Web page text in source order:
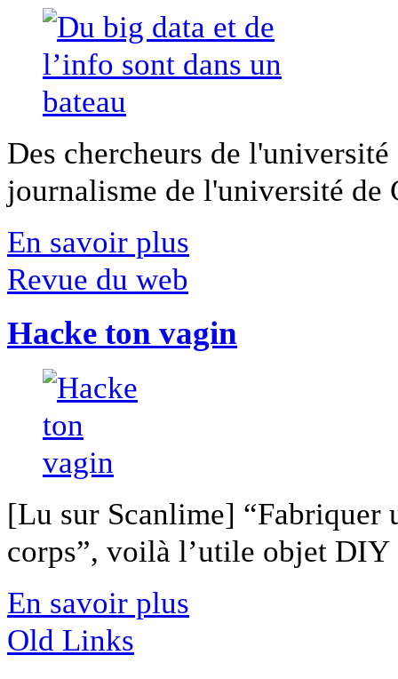
Des chercheurs de
journalisme de l'université
En savoir plus
Revue du web
Hacke ton vagin
[Lu sur Scanlime] “Fabriquer
corps”, voilà l’utile objet
En savoir plus
Old Links